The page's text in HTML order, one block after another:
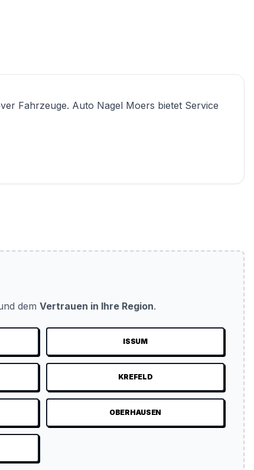
Fahrzeuge. Auto Nagel Moers bietet Service
dem Vertrauen in Ihre Region.
ISSUM
KREFELD
OBERHAUSEN